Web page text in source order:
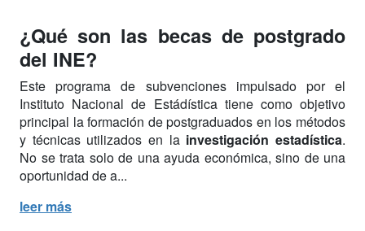
¿Qué son las becas de postgrado
del INE?
Este programa de subvenciones impulsado por el
Instituto Nacional de Estádística tiene como objetivo
principal la formación de postgraduados en los métodos
y técnicas utilizados en la investigación estadística.
No se trata solo de una ayuda económica, sino de una
oportunidad de a...
leer más